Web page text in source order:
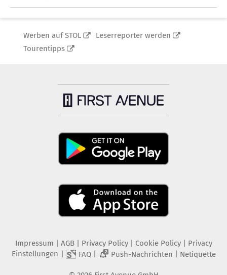
Werben auf STOL
Leserreporter werden
Tourentipps
Impressum | AGB | Privacy Policy| Cookie Policy| Privacy
Einstellungen | FAQ| 2 Push-Nachrichten | Netiquette